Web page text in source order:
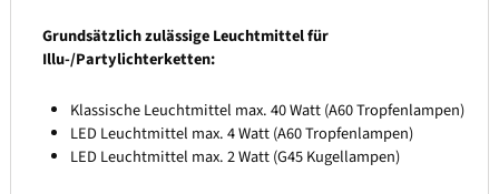
Grundsätzlich zulässige Leuchtmittel für
Illu-/Partylichterketten:
Klassische Leuchtmittel max. 40 Watt (A60 Tropfenlampen)
LED Leuchtmittel max. 4 Watt (A60 Tropfenlampen)
LED Leuchtmittel max. 2 Watt (G45 Kugellampen)